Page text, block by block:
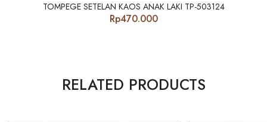
TOMPEGE SETELAN KAOS ANAK LAKI TP-503124
Rp470.000
RELATED PRODUCTS